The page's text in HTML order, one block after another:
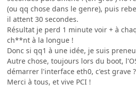
(ou qq chose dans le genre), puis
il attent 30 secondes.
Résultat je perd 1 minute voir + à
ch**nt à la longue !
Donc si qq1 à une idée, je suis
Autre chose, toujours lors du boot,
démarrer l'interface eth0, c'est grave ?
Merci à tous, et vive PCI !